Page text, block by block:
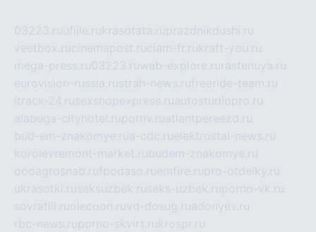
03223.ruufille.rukrasotata.ruprazdnikdushi.ru
veetbox.rucinemapost.ruciam-fr.rukraft-you.ru
mega-press.ru03223.ruweb-explore.ru rastenuya.ru
eurovision-russia.rustrah-news.rufreeride-team.ru
itrack-24.rusexshopexpress.ruautostudiopro.ru
alabuga-cityhotel.rupornv.ruatlantpereezd.ru
bud-em-znakomye.rua-cdc.ruelektrostal-news.ru
korolevremont-market.rubudem-znakomye.ru
oooagrosnab.rufpodaso.ruemfire.rupro-otdelky.ru
ukrasotki.ruseksuzbek.ruseks-uzbek.ruporno-vk.ru
sovratili.ruolecoon.ruvd-dosug.ruadonyev.ru
rbc-news.ruporno-skvirt.rukrospr.ru